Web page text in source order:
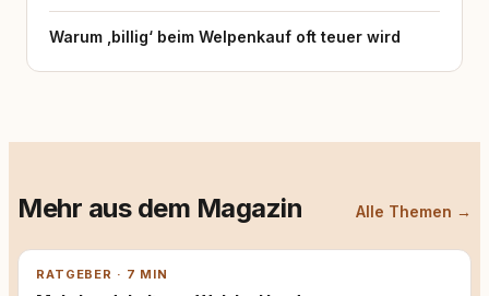
Warum ‚billig‘ beim Welpenkauf oft teuer wird
Mehr aus dem Magazin Alle Themen →
RATGEBER · 7 MIN